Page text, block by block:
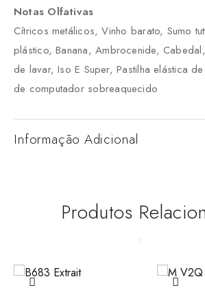
Notas Olfativas
Cítricos metálicos, Vinho barato, Sumo
plástico, Banana, Ambrocenide,
de lavar, Iso E Super, Pastilha elástica
de computador sobreaquecido
Informação Adicional
Produtos